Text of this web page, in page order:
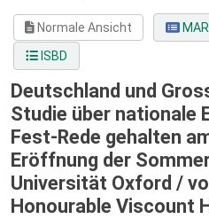
Normale Ansicht
ISBD
Deutschland und
Studie über nationale
Fest-Rede gehalten
Eröffnung der
Universität Oxford /
Honourable Viscount